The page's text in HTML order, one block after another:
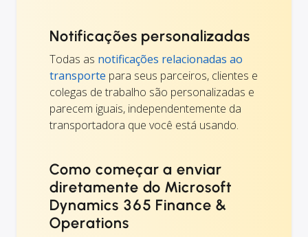
Notificações personalizadas
Todas as notificações relacionadas ao
transporte para seus parceiros, clientes e
colegas de trabalho são personalizadas e
parecem iguais, independentemente da
transportadora que você está usando.
Como começar a enviar
diretamente do Microsoft
Dynamics 365 Finance &
Operations